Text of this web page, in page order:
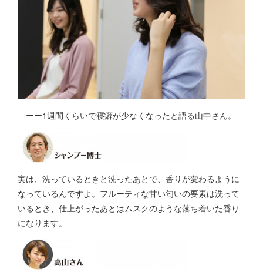
ーー1週間くらいで寝癖が少なくなったと語る山中さん。
実は、洗っているときと洗ったあとで、香りが変わるように
なっているんですよ。フルーティな甘い匂いの要素は洗って
いるとき、仕上がったあとはムスクのような落ち着いた香り
になります。